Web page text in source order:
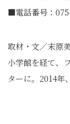
■電話番号：
取材・文／末原
小学館を経て、
ターに。2014年